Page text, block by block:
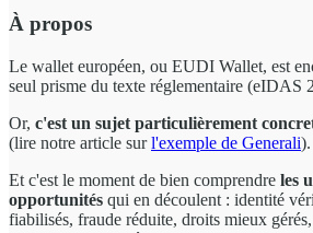
À propos
Le wallet européen, ou EUDI Wallet, est
seul prisme du texte réglementaire (eIDAS
Or, c'est un sujet particulièrement
(lire notre article surl'exemple de Generali).
Et c'est le moment de bien comprendre les
opportunités qui en découlent : identité
fiabilisés, fraude réduite, droits mieux